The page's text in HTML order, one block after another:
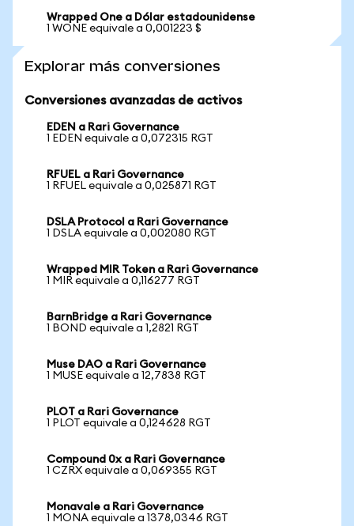
Wrapped One a Dólar estadounidense
1 WONE equivale a 0,001223 $
Explorar más conversiones
Conversiones avanzadas de activos
EDEN a Rari Governance
1 EDEN equivale a 0,072315 RGT
RFUEL a Rari Governance
1 RFUEL equivale a 0,025871 RGT
DSLA Protocol a Rari Governance
1 DSLA equivale a 0,002080 RGT
Wrapped MIR Token a Rari Governance
1 MIR equivale a 0,116277 RGT
BarnBridge a Rari Governance
1 BOND equivale a 1,2821 RGT
Muse DAO a Rari Governance
1 MUSE equivale a 12,7838 RGT
PLOT a Rari Governance
1 PLOT equivale a 0,124628 RGT
Compound 0x a Rari Governance
1 CZRX equivale a 0,069355 RGT
Monavale a Rari Governance
1 MONA equivale a 1378,0346 RGT